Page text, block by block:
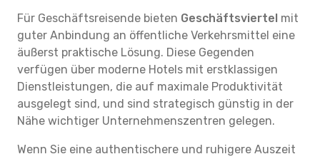
Für Geschäftsreisende bieten Geschäftsviertel mit
guter Anbindung an öffentliche Verkehrsmittel eine
äußerst praktische Lösung. Diese Gegenden
verfügen über moderne Hotels mit erstklassigen
Dienstleistungen, die auf maximale Produktivität
ausgelegt sind, und sind strategisch günstig in der
Nähe wichtiger Unternehmenszentren gelegen.
Wenn Sie eine authentischere und ruhigere Auszeit